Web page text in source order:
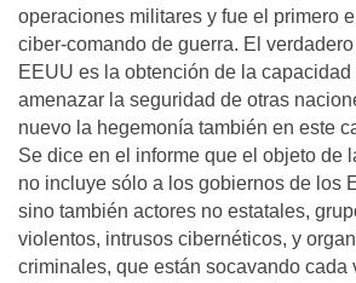
operaciones militares y fue el primero
ciber-comando de guerra. El
EEUU es la obtención de la
amenazar la seguridad de otras
nuevo la hegemonía también en este
Se dice en el informe que el objeto de
no incluye sólo a los gobiernos de los
sino también actores no estatales,
violentos, intrusos cibernéticos, y
criminales, que están socavando cada